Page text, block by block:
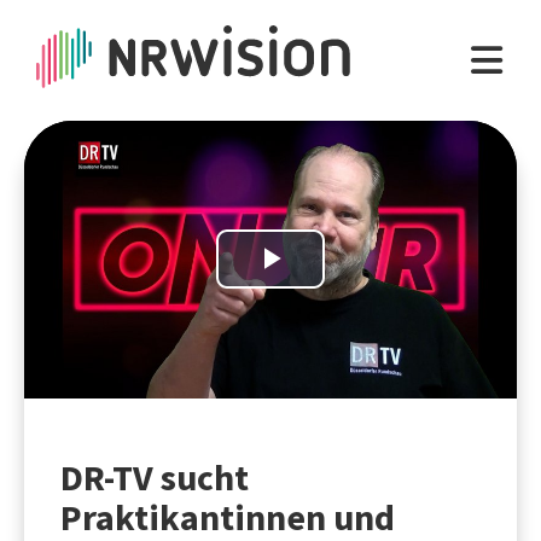
Play
Video
DR-TV sucht
Praktikantinnen und